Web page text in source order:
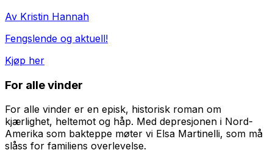
Av Kristin Hannah
Fengslende og aktuell!
Kjøp her
For alle vinder
For alle vinder er en episk, historisk roman om
kjærlighet, heltemot og håp. Med depresjonen i Nord-
Amerika som bakteppe møter vi Elsa Martinelli, som må
slåss for familiens overlevelse.